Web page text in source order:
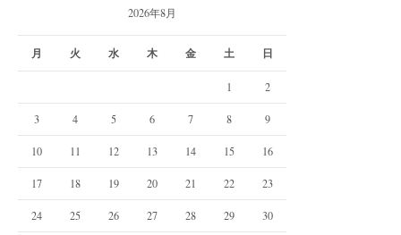
2026年8月
月 火 水 木 金 土 日
1 2
3 4 5 6 7 8 9
10 11 12 13 14 15 16
17 18 19 20 21 22 23
24 25 26 27 28 29 30